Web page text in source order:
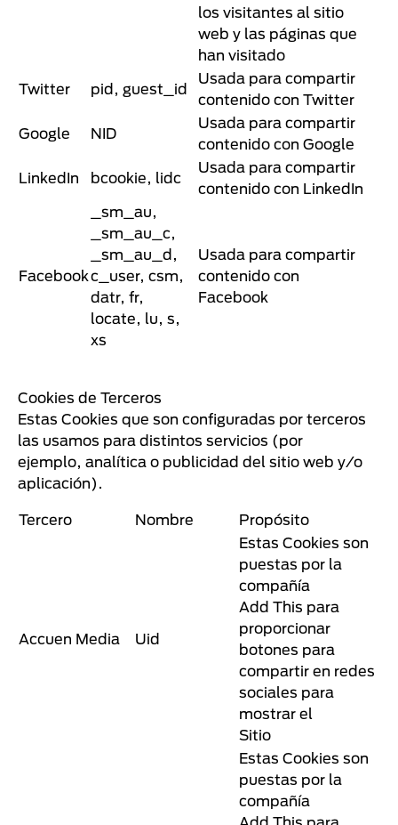
los visitantes al sitio
web y las páginas que
han visitado
Twitter
pid, guest_id
Usada para compartir
contenido con Twitter
Google
NID
Usada para compartir
contenido con Google
LinkedIn
bcookie, lidc
Usada para compartir
contenido con LinkedIn
Facebook
_sm_au,
_sm_au_c,
_sm_au_d,
c_user, csm,
datr, fr,
locate, lu, s,
xs
Usada para compartir
contenido con
Facebook
Cookies de Terceros
Estas Cookies que son configuradas por terceros
las usamos para distintos servicios (por
ejemplo, analítica o publicidad del sitio web y/o
aplicación).
Tercero Nombre Propósito
Accuen Media Uid
Estas Cookies son
puestas por la
compañía
Add This para
proporcionar
botones para
compartir en redes
sociales para
mostrar el
Sitio
Estas Cookies son
puestas por la
compañía